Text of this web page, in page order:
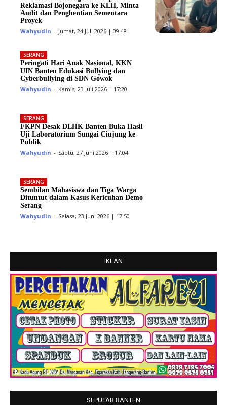
Reklamasi Bojonegara ke KLH, Minta
Audit dan Penghentian Sementara
Proyek
Wahyudin - Jumat, 24 Juli 2026 | 09:48
SERANG
Peringati Hari Anak Nasional, KKN
UIN Banten Edukasi Bullying dan
Cyberbullying di SDN Gowok
Wahyudin - Kamis, 23 Juli 2026 | 17:20
SERANG
FKPN Desak DLHK Banten Buka Hasil
Uji Laboratorium Sungai Ciujung ke
Publik
Wahyudin - Sabtu, 27 Juni 2026 | 17:04
SERANG
Sembilan Mahasiswa dan Tiga Warga
Dituntut dalam Kasus Kericuhan Demo
Serang
Wahyudin - Selasa, 23 Juni 2026 | 17:50
IKLAN
SEPUTAR BANTEN